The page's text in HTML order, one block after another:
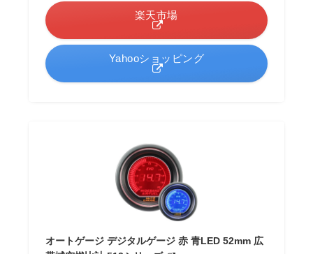
楽天市場
Yahooショッピング
オートゲージ デジタルゲージ 赤 青LED 52mm 広